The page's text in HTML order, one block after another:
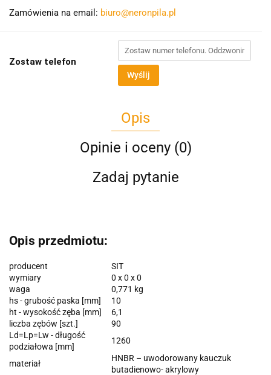
Zamówienia na email: biuro@neronpila.pl
Zostaw telefon
Wyślij
Opis
Opinie i oceny (0)
Zadaj pytanie
Opis przedmiotu:
producent
SIT
wymiary
0 x 0 x 0
waga
0,771 kg
hs - grubość paska [mm]
10
ht - wysokość zęba [mm]
6,1
liczba zębów [szt.]
90
Ld=Lp=Lw - długość
podziałowa [mm]
1260
materiał
HNBR – uwodorowany kauczuk
butadienowo- akrylowy